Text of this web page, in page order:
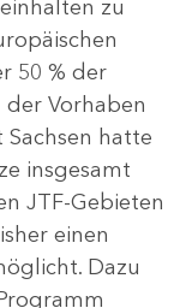
zu
50 % der
Vorhaben
hatte
insgesamt
JTF-Gebieten
einen
Dazu